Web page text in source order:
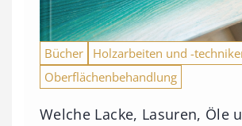
Bücher
Holzarbeiten und -
Oberflächenbehandlung
Welche Lacke, Lasuren, Öle